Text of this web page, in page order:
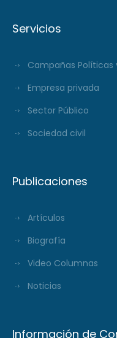
Servicios
Campañas Políticas
Empresa privada
Sector Público
Sociedad civil
Publicaciones
Artículos
Biografía
Video Columnas
Noticias
Información de